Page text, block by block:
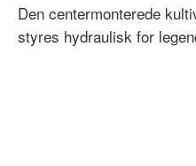
Den centermonterede
styres hydraulisk for